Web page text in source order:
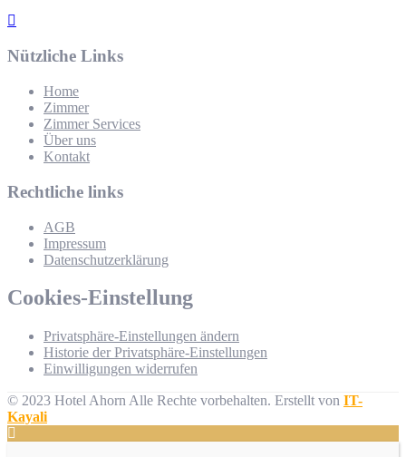
Nützliche Links
Home
Zimmer
Zimmer Services
Über uns
Kontakt
Rechtliche links
AGB
Impressum
Datenschutzerklärung
Cookies-Einstellung
Privatsphäre-Einstellungen ändern
Historie der Privatsphäre-Einstellungen
Einwilligungen widerrufen
© 2023 Hotel Ahorn Alle Rechte vorbehalten. Erstellt von IT-
Kayali